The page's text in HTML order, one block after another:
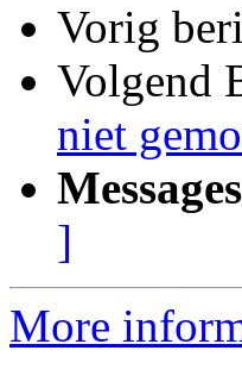
Vorig
Volgend
niet
]
More